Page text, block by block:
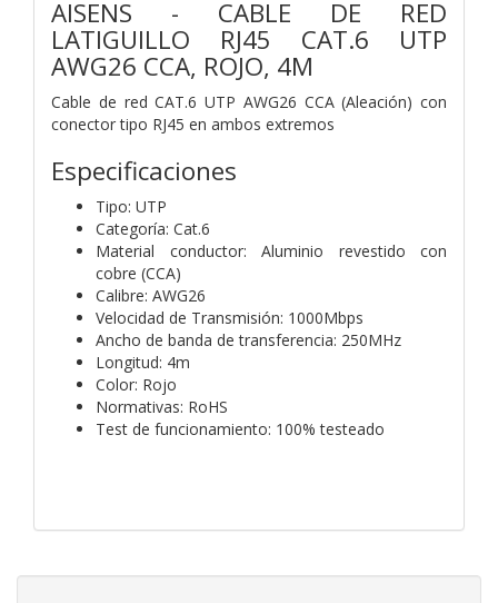
AISENS - CABLE DE RED
LATIGUILLO RJ45 CAT.6 UTP
AWG26 CCA, ROJO, 4M
Cable de red CAT.6 UTP AWG26 CCA (Aleación) con
conector tipo RJ45 en ambos extremos
Especificaciones
Tipo: UTP
Categoría: Cat.6
Material conductor: Aluminio revestido con
cobre (CCA)
Calibre: AWG26
Velocidad de Transmisión: 1000Mbps
Ancho de banda de transferencia: 250MHz
Longitud: 4m
Color: Rojo
Normativas: RoHS
Test de funcionamiento: 100% testeado